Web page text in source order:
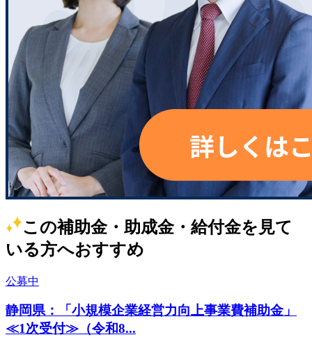
この補助金・助成金・給付金を見て
いる方へおすすめ
公募中
静岡県：「小規模企業経営力向上事業費補助金」
≪1次受付≫（令和8...